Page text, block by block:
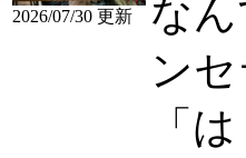
2026/07/30 更新
な
ン
「